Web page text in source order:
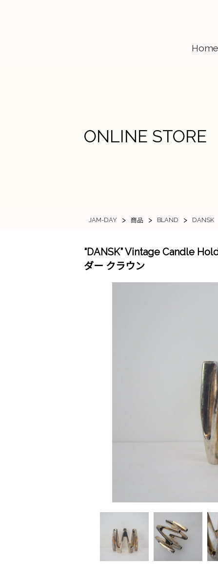
Home
ONLINE STORE
JAM-DAY > 商品 > BLAND > DANSK
“DANSK” Vintage Candle
ダー クラウン